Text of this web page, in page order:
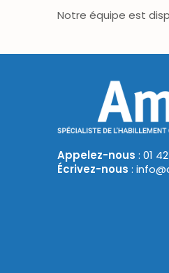
Notre équipe est
Appelez-nous : 01
Écrivez-nous :